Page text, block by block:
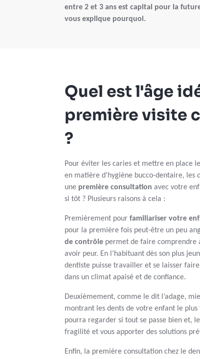
entre 2 et 3 ans est capital pour la
vous explique pourquoi.
Quel est l'âge
première visite
?
Pour éviter les caries et mettre en place
en matière d'hygiène bucco-dentaire, les
une première consultation avec votre
si tôt ? Plusieurs raisons à cela :
Premièrement pour familiariser votre
pour la première fois peut-être un peu
de contrôle permet de faire comprendre
avoir peur. En l’habituant dès son plus
dentiste puisse travailler et se laisser
dans un climat apaisé et de confiance.
Deuxièmement, comme le dit l’adage,
montrant les dents de votre enfant le
pourra regarder si tout se passe bien et,
fragilité et vous apporter des solutions
Enfin, la première consultation chez le